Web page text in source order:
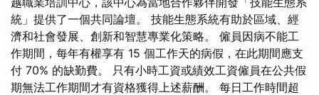
統」提供了一個共同論壇。 技能生態系統有助於區域、經
濟和社會發展、創新和智慧專業化策略。 僱員因病不能工
作期間，每年有權享有 15 個工作天的病假，在此期間應支
付 70% 的缺勤費。 只有小時工資或績效工資僱員在公共假
期無法工作期間才有資格獲得上述薪酬。 每日工作時間超